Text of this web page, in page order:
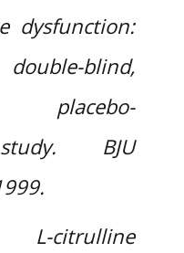
dysfunction:
blind,
placebo-
BJU